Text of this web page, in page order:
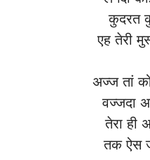
कुदरत
एह तेरी
अज्ज तां
वज्जदा
तेरा ही
तक ऐस